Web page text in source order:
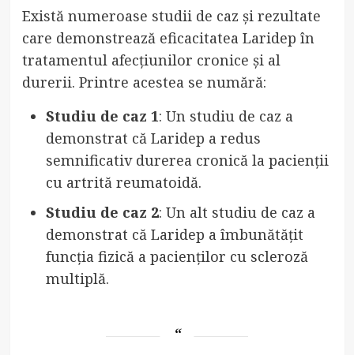
Există numeroase studii de caz și rezultate
care demonstrează eficacitatea Laridep în
tratamentul afecțiunilor cronice și al
durerii. Printre acestea se numără:
Studiu de caz 1: Un studiu de caz a
demonstrat că Laridep a redus
semnificativ durerea cronică la pacienții
cu artrită reumatoidă.
Studiu de caz 2: Un alt studiu de caz a
demonstrat că Laridep a îmbunătățit
funcția fizică a pacienților cu scleroză
multiplă.